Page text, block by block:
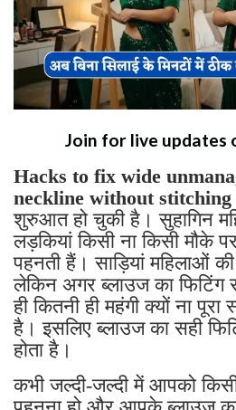
Join for live updates
Hacks to fix wide
neckline without
शुरुआत हो चुकी है। सुहागिन
लड़कियां किसी ना किसी मौके
पहनती हैं। साड़ियां महिलाओं
लेकिन अगर ब्लाउज का फिटिंग
ही कितनी ही महंगी क्यों ना पूरा
है। इसलिए ब्लाउज का सही
होता है।
कभी जल्दी-जल्दी में आपको